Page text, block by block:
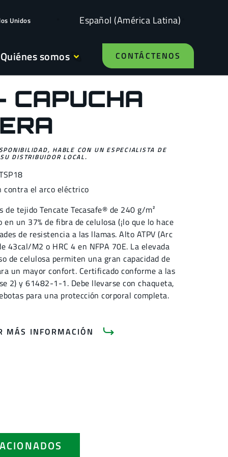
Unidos Español (América Latina)
Quiénes somos CONTÁCTENOS
CAPUCHA
HABLE CON UN ESPECIALISTA DE
DISTRIBUIDOR LOCAL.
contra el arco eléctrico
de tejido Tencate Tecasafe® de 240 g/m²
un 37% de fibra de celulosa (¡lo que lo hace
de resistencia a las llamas. Alto ATPV (Arc
43cal/M2 o HRC 4 en NFPA 70E. La elevada
de celulosa permiten una gran capacidad de
un mayor confort. Certificado conforme a las
2) y 61482-1-1. Debe llevarse con chaqueta,
para una protección corporal completa.
MÁS INFORMACIÓN